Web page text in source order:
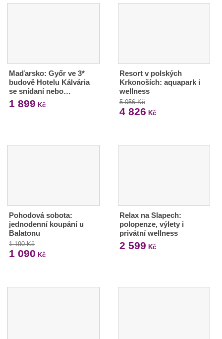
Maďarsko: Győr ve 3*
budově Hotelu Kálvária
se snídaní nebo…
1 899 Kč
Resort v polských
Krkonoších: aquapark i
wellness
5 056 Kč
4 826 Kč
Pohodová sobota:
jednodenní koupání u
Balatonu
1 190 Kč
1 090 Kč
Relax na Slapech:
polopenze, výlety i
privátní wellness
2 599 Kč